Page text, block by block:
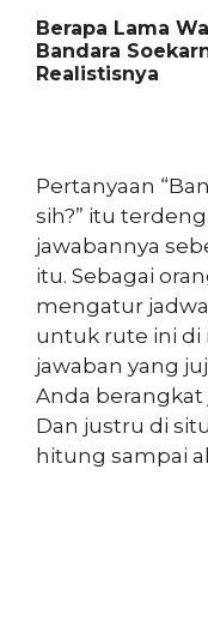
Berapa Lama
Bandara
Realistisnya
Pertanyaan
sih?” itu
jawabannya
itu. Sebagai
mengatur
untuk rute ini di
jawaban yang
Anda berangkat
Dan justru di
hitung sampai